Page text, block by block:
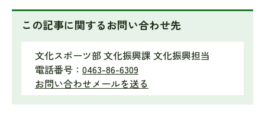
この記事に関するお問い合わせ先
文化スポーツ部 文化振興課 文化振興担当
電話番号： 0463-86-6309
お問い合わせメールを送る